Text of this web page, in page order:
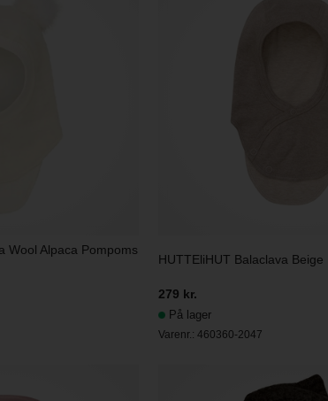
Wool Alpaca Pompoms
HUTTEliHUT Balaclava Beige
279 kr.
På lager
Varenr.: 460360-2047